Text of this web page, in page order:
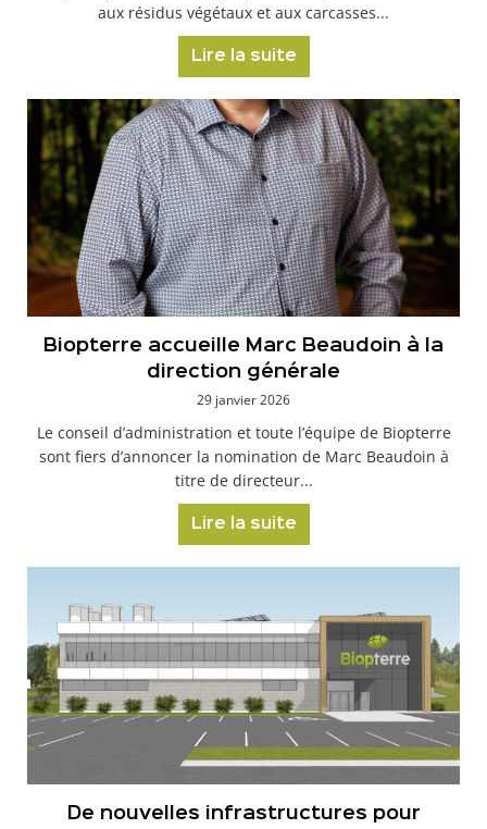
aux résidus végétaux et aux carcasses...
Lire la suite
Biopterre accueille Marc Beaudoin à la
direction générale
29 janvier 2026
Le conseil d’administration et toute l’équipe de Biopterre
sont fiers d’annoncer la nomination de Marc Beaudoin à
titre de directeur...
Lire la suite
De nouvelles infrastructures pour